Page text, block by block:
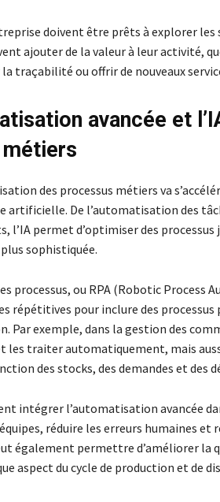
doivent être prêts à explorer les
ajouter de la valeur à leur activité,
traçabilité ou offrir de nouveaux
avancée et
des processus métiers va
artificielle. De l’automatisation des
l’IA permet d’optimiser des processus
sophistiquée.
processus, ou RPA (Robotic Process
répétitives pour inclure des
Par exemple, dans la gestion des
les traiter automatiquement, mais
des stocks, des demandes et des
intégrer l’automatisation avancée
réduire les erreurs humaines
également permettre d’améliorer la
aspect du cycle de production et de